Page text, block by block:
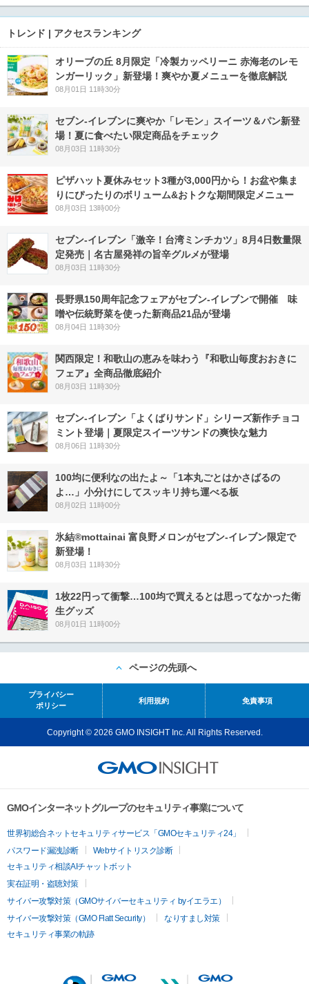
トレンド | アクセスランキング
オリーブの丘 8月限定「冷製カッペリーニ 赤海老のレモ
ンガーリック」新登場！爽やか夏メニューを徹底解説
08月01日 11時30分
セブン‐イレブンに爽やか「レモン」スイーツ＆パン新登
場！夏に食べたい限定商品をチェック
08月03日 11時30分
ピザハット夏休みセット3種が3,000円から！お盆や集ま
りにぴったりのボリューム&おトクな期間限定メニュー
08月03日 13時00分
セブン-イレブン「激辛！台湾ミンチカツ」8月4日数量限
定発売｜名古屋発祥の旨辛グルメが登場
08月03日 11時30分
長野県150周年記念フェアがセブン-イレブンで開催 味
噌や伝統野菜を使った新商品21品が登場
08月04日 11時30分
関西限定！和歌山の恵みを味わう『和歌山毎度おおきに
フェア』全商品徹底紹介
08月03日 11時30分
セブン‐イレブン「よくばりサンド」シリーズ新作チョコ
ミント登場｜夏限定スイーツサンドの爽快な魅力
08月06日 11時30分
100均に便利なの出たよ～「1本丸ごとはかさばるの
よ…」小分けにしてスッキリ持ち運べる板
08月02日 11時00分
氷結®mottainai 富良野メロンがセブン‐イレブン限定で
新登場！
08月03日 11時30分
1枚22円って衝撃…100均で買えるとは思ってなかった衛
生グッズ
08月01日 11時00分
ページの先頭へ
プライバシー
ポリシー
利用規約 免責事項
Copyright © 2026 GMO INSIGHT Inc. All Rights Reserved.
GMOインターネットグループのセキュリティ事業について
世界初総合ネットセキュリティサービス「GMOセキュリティ24」
パスワード漏洩診断
Webサイトリスク診断
セキュリティ相談AIチャットボット
実在証明・盗聴対策
サイバー攻撃対策（GMOサイバーセキュリティ byイエラエ）
サイバー攻撃対策（GMO Flatt Security）
なりすまし対策
セキュリティ事業の軌跡